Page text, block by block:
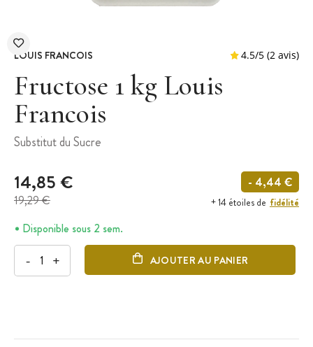
LOUIS FRANCOIS
Fructose 1 kg Louis
Francois
Substitut du Sucre
14,85 €
19,29 €
- 4,44 €
+ 14 étoiles de fidélité
Disponible sous 2 sem.
- + AJOUTER AU PANIER